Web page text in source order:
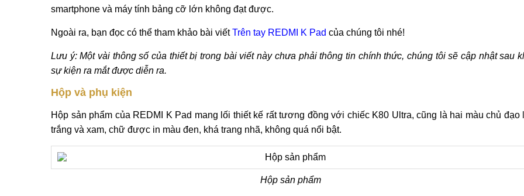
smartphone và máy tính bảng cỡ lớn không đạt được.
Ngoài ra, bạn đọc có thể tham khảo bài viếtTrên tay REDMI K Pad của chúng tôi nhé!
Lưu ý: Một vài thông số của thiết bị trong bài viết này chưa phải thông tin chính thức, chúng tôi sẽ cập nhật sau
sự kiện ra mắt được diễn ra.
Hộp và phụ kiện
Hộp sản phẩm của REDMI K Pad mang lối thiết kế rất tương đồng với chiếc K80 Ultra, cũng là hai màu chủ đạo
trắng và xam, chữ được in màu đen, khá trang nhã, không quá nổi bật.
Hộp sản phẩm